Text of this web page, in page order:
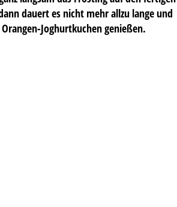
dauert es nicht mehr allzu lange und
Joghurtkuchen genießen.